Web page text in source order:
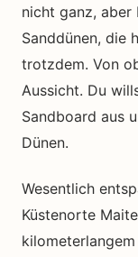
nicht ganz, aber
Sanddünen, die
trotzdem. Von
Aussicht. Du
Sandboard aus
Dünen.
Wesentlich
Küstenorte